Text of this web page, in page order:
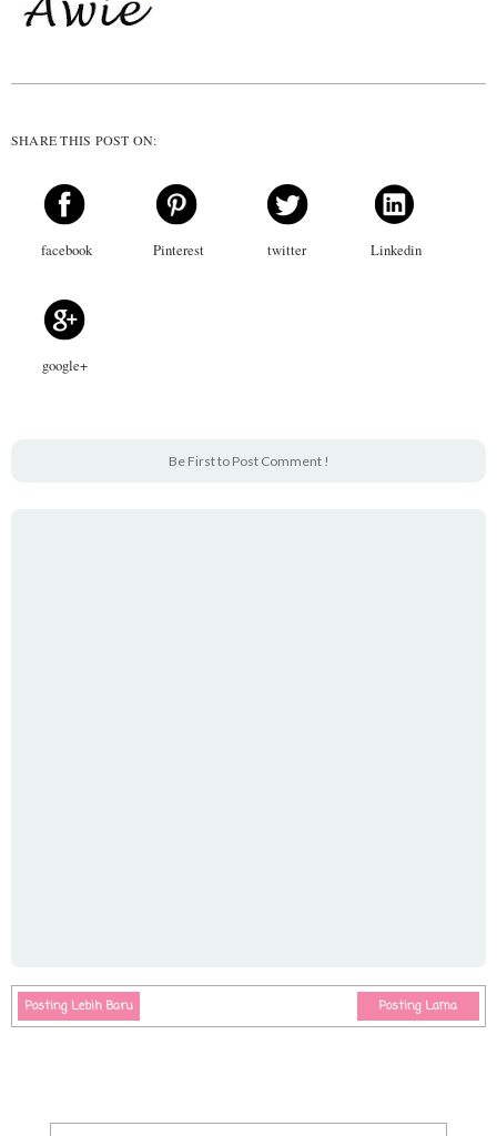
SHARE THIS POST ON:
facebook Pinterest twitter Linkedin
google+
Be First to Post Comment !
Posting Lebih Baru Posting Lama